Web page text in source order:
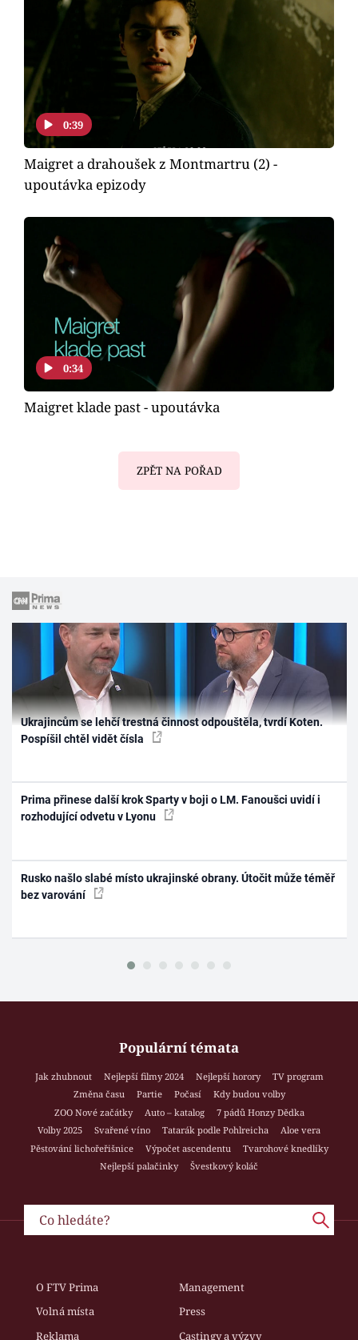
0:39
Maigret a drahoušek z Montmartru (2) -
upoutávka epizody
0:34
Maigret klade past - upoutávka
ZPĚT NA POŘAD
Ukrajincům se lehčí trestná činnost odpouštěla, tvrdí Koten.
Pospíšil chtěl vidět čísla
Prima přinese další krok Sparty v boji o LM. Fanoušci uvidí i
rozhodující odvetu v Lyonu
Rusko našlo slabé místo ukrajinské obrany. Útočit může téměř
bez varování
Populární témata
Jak zhubnout Nejlepší filmy 2024 Nejlepší horory
TV program
Změna času
Partie Počasí
Kdy budou volby
ZOO Nové začátky
Auto – katalog
7 pádů Honzy Dědka
Volby 2025
Svařené víno Tatarák podle Pohlreicha
Aloe vera
Pěstování lichořeřišnice
Výpočet ascendentu
Tvarohové knedlíky
Nejlepší palačinky
Švestkový koláč
O FTV Prima
Management
Volná místa
Press
Reklama
Castingy a výzvy